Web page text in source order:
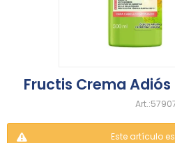
Fructis Crema
Este artículo